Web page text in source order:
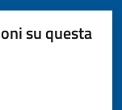
su questa